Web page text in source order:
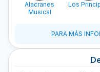
Alacranes
Musical
Los
PARA MÁS